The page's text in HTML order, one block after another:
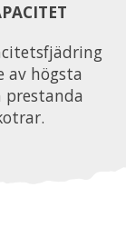
av högsta